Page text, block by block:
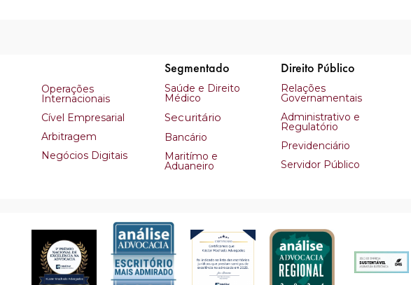
Operações
Internacionais
Cível Empresarial
Arbitragem
Negócios Digitais
Segmentado
Saúde e Direito
Médico
Securitário
Bancário
Maritímo e
Aduaneiro
Direito Público
Relações
Governamentais
Administrativo e
Regulatório
Previdenciário
Servidor Público